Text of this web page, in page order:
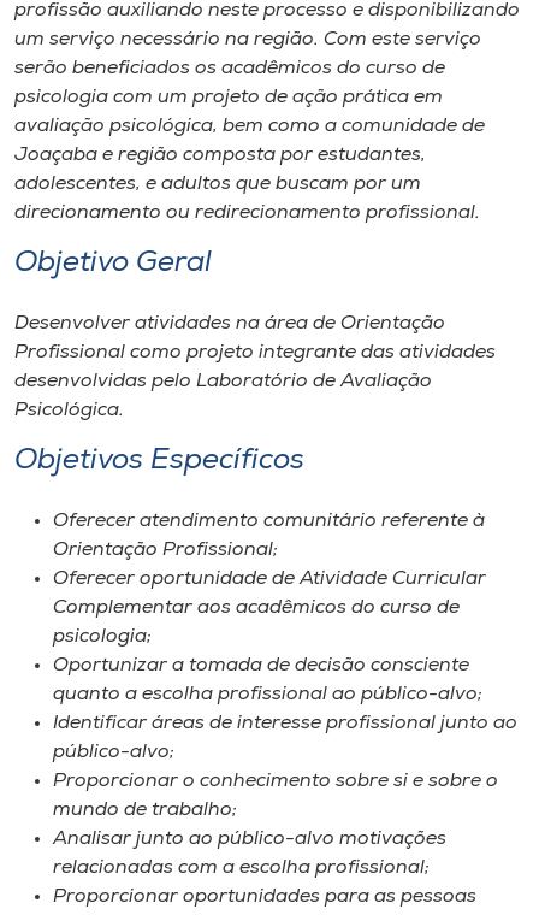
Museu
Unoesc
Store
o idioma
A+
A-
profissão auxiliando neste processo e disponibilizando
um serviço necessário na região. Com este serviço
serão beneficiados os acadêmicos do curso de
psicologia com um projeto de ação prática em
avaliação psicológica, bem como a comunidade de
Joaçaba e região composta por estudantes,
adolescentes, e adultos que buscam por um
direcionamento ou redirecionamento profissional.
Objetivo Geral
Desenvolver atividades na área de Orientação
Profissional como projeto integrante das atividades
desenvolvidas pelo Laboratório de Avaliação
Psicológica.
Objetivos Específicos
Oferecer atendimento comunitário referente à
Orientação Profissional;
Oferecer oportunidade de Atividade Curricular
Complementar aos acadêmicos do curso de
psicologia;
Oportunizar a tomada de decisão consciente
quanto a escolha profissional ao público-alvo;
Identificar áreas de interesse profissional junto ao
público-alvo;
Proporcionar o conhecimento sobre si e sobre o
mundo de trabalho;
Analisar junto ao público-alvo motivações
relacionadas com a escolha profissional;
Proporcionar oportunidades para as pessoas